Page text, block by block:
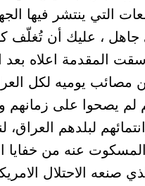
التي ينتشر فيها
جاهل ، عليك أن تُغلّف
المقدمة اعلاه
يوميه لكل
لم يصحوا على زمانهم
لبلدهم
عنه من خفايا
صنعه الاحتلال